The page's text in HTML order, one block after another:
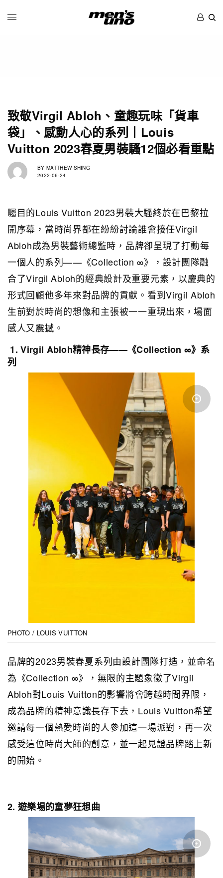
致敬Virgil Abloh、童趣玩味「貨車
袋」、感動人心的系列丨Louis
Vuitton 2023春夏男裝騷12個必看重點
BY MATTHEW SHING
2022-06-24
矚目的Louis Vuitton 2023男裝大騷終於在巴黎拉
開序幕，當時尚界都在紛紛討論誰會接任Virgil
Abloh成為男裝藝術總監時，品牌卻呈現了打動每
一個人的系列——《Collection ∞》，設計團隊融
合了Virgil Abloh的經典設計及重要元素，以慶典的
形式回顧他多年來對品牌的貢獻。看到Virgil Abloh
生前對於時尚的想像和主張被一一重現出來，場面
感人又震撼。
1. Virgil Abloh精神長存——《Collection ∞》系
列
PHOTO / LOUIS VUITTON
品牌的2023男裝春夏系列由設計團隊打造，並命名
為《Collection ∞》，無限的主題象徵了Virgil
Abloh對Louis Vuitton的影響將會跨越時間界限，
成為品牌的精神意識長存下去，Louis Vuitton希望
邀請每一個熱愛時尚的人參加這一場派對，再一次
感受這位時尚大師的創意，並一起見證品牌踏上新
的開始。
2. 遊樂場的童夢狂想曲